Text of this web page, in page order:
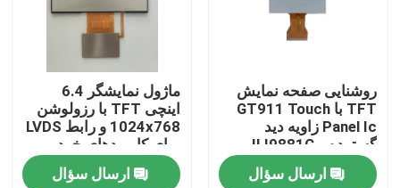
فیلم های
درباره ما
تور کارخانه
روشنایی صفحه نمایش
TFT با GT911 Touch
Panel Ic زاویه دید
گسترده و ILI9881C
Driver Ic
ارسال سؤال
ماژول نمایشگر 6.4
اینچی TFT با رزولوشن
1024x768 و رابط LVDS
برای کاربردهای خودرو
ارسال سؤال